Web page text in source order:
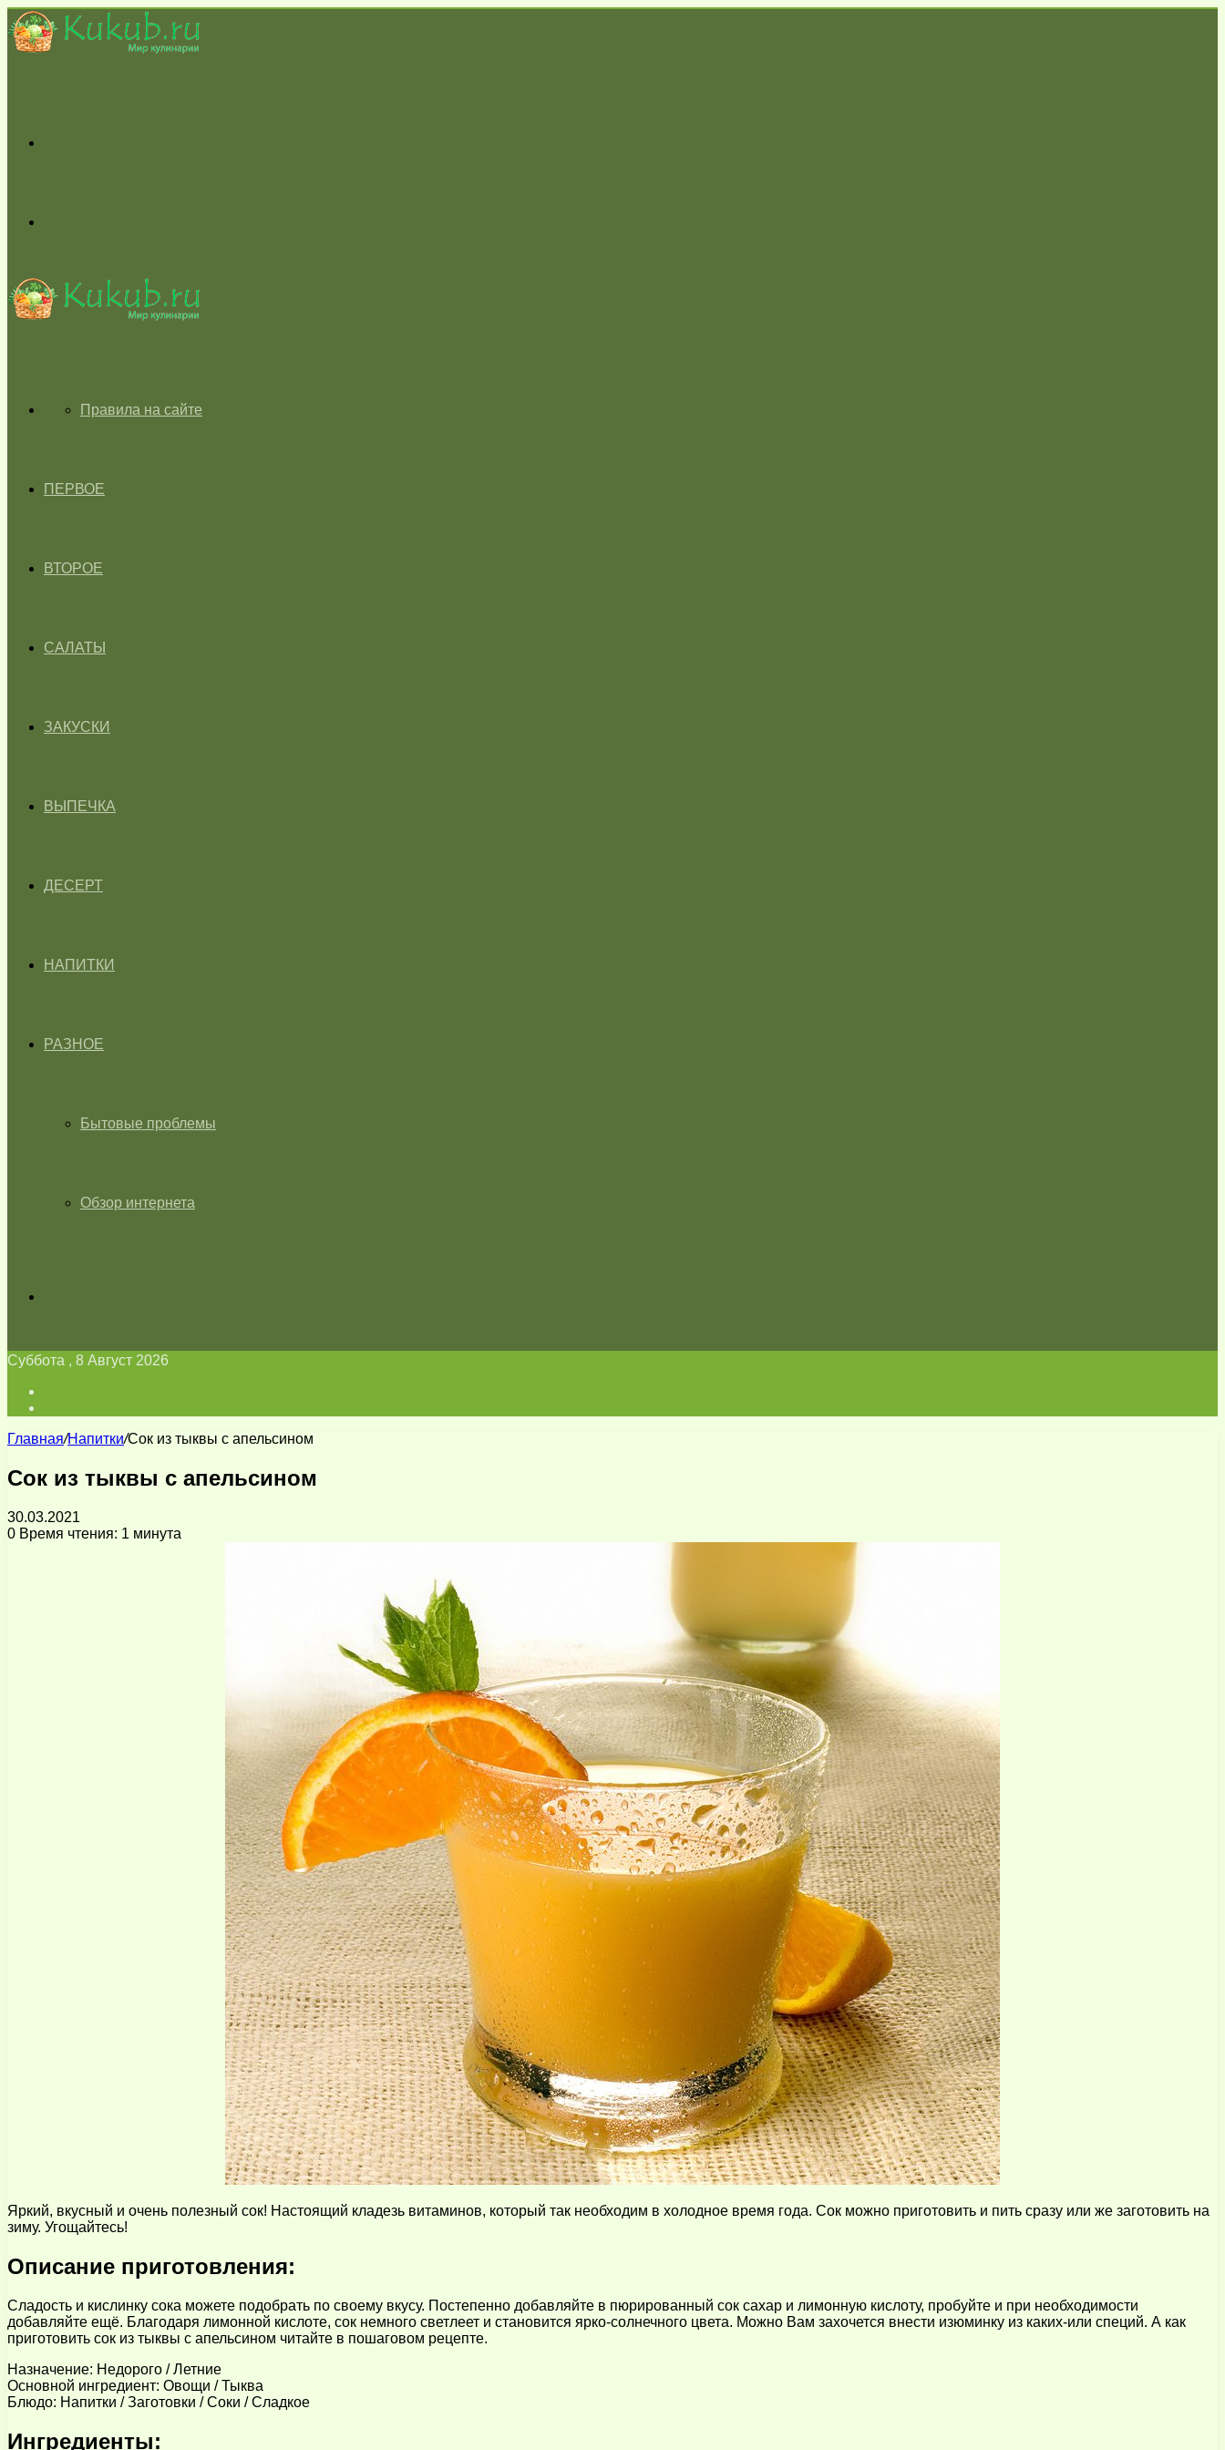
skin
ГЛАВНАЯПравила на сайте
ПЕРВОЕ
ВТОРОЕ
САЛАТЫ
ЗАКУСКИ
ВЫПЕЧКА
ДЕСЕРТ
НАПИТКИ
РАЗНОЕ
Бытовые проблемы
Обзор интернета
Суббота , 8 Август 2026
Главная/Напитки/Сок из тыквы с апельсином
Сок из тыквы с апельсином
30.03.2021
0 Время чтения: 1 минута
Яркий, вкусный и очень полезный сок! Настоящий кладезь витаминов, который так необходим в холодное время года. Сок можно приготовить и пить сразу или же заготовить на
зиму. Угощайтесь!
Описание приготовления:
Сладость и кислинку сока можете подобрать по своему вкусу. Постепенно добавляйте в пюрированный сок сахар и лимонную кислоту, пробуйте и при необходимости
добавляйте ещё. Благодаря лимонной кислоте, сок немного светлеет и становится ярко-солнечного цвета. Можно Вам захочется внести изюминку из каких-или специй. А как
приготовить сок из тыквы с апельсином читайте в пошаговом рецепте.
Назначение: Недорого / Летние
Основной ингредиент: Овощи / Тыква
Блюдо: Напитки / Заготовки / Соки / Сладкое
Ингредиенты: